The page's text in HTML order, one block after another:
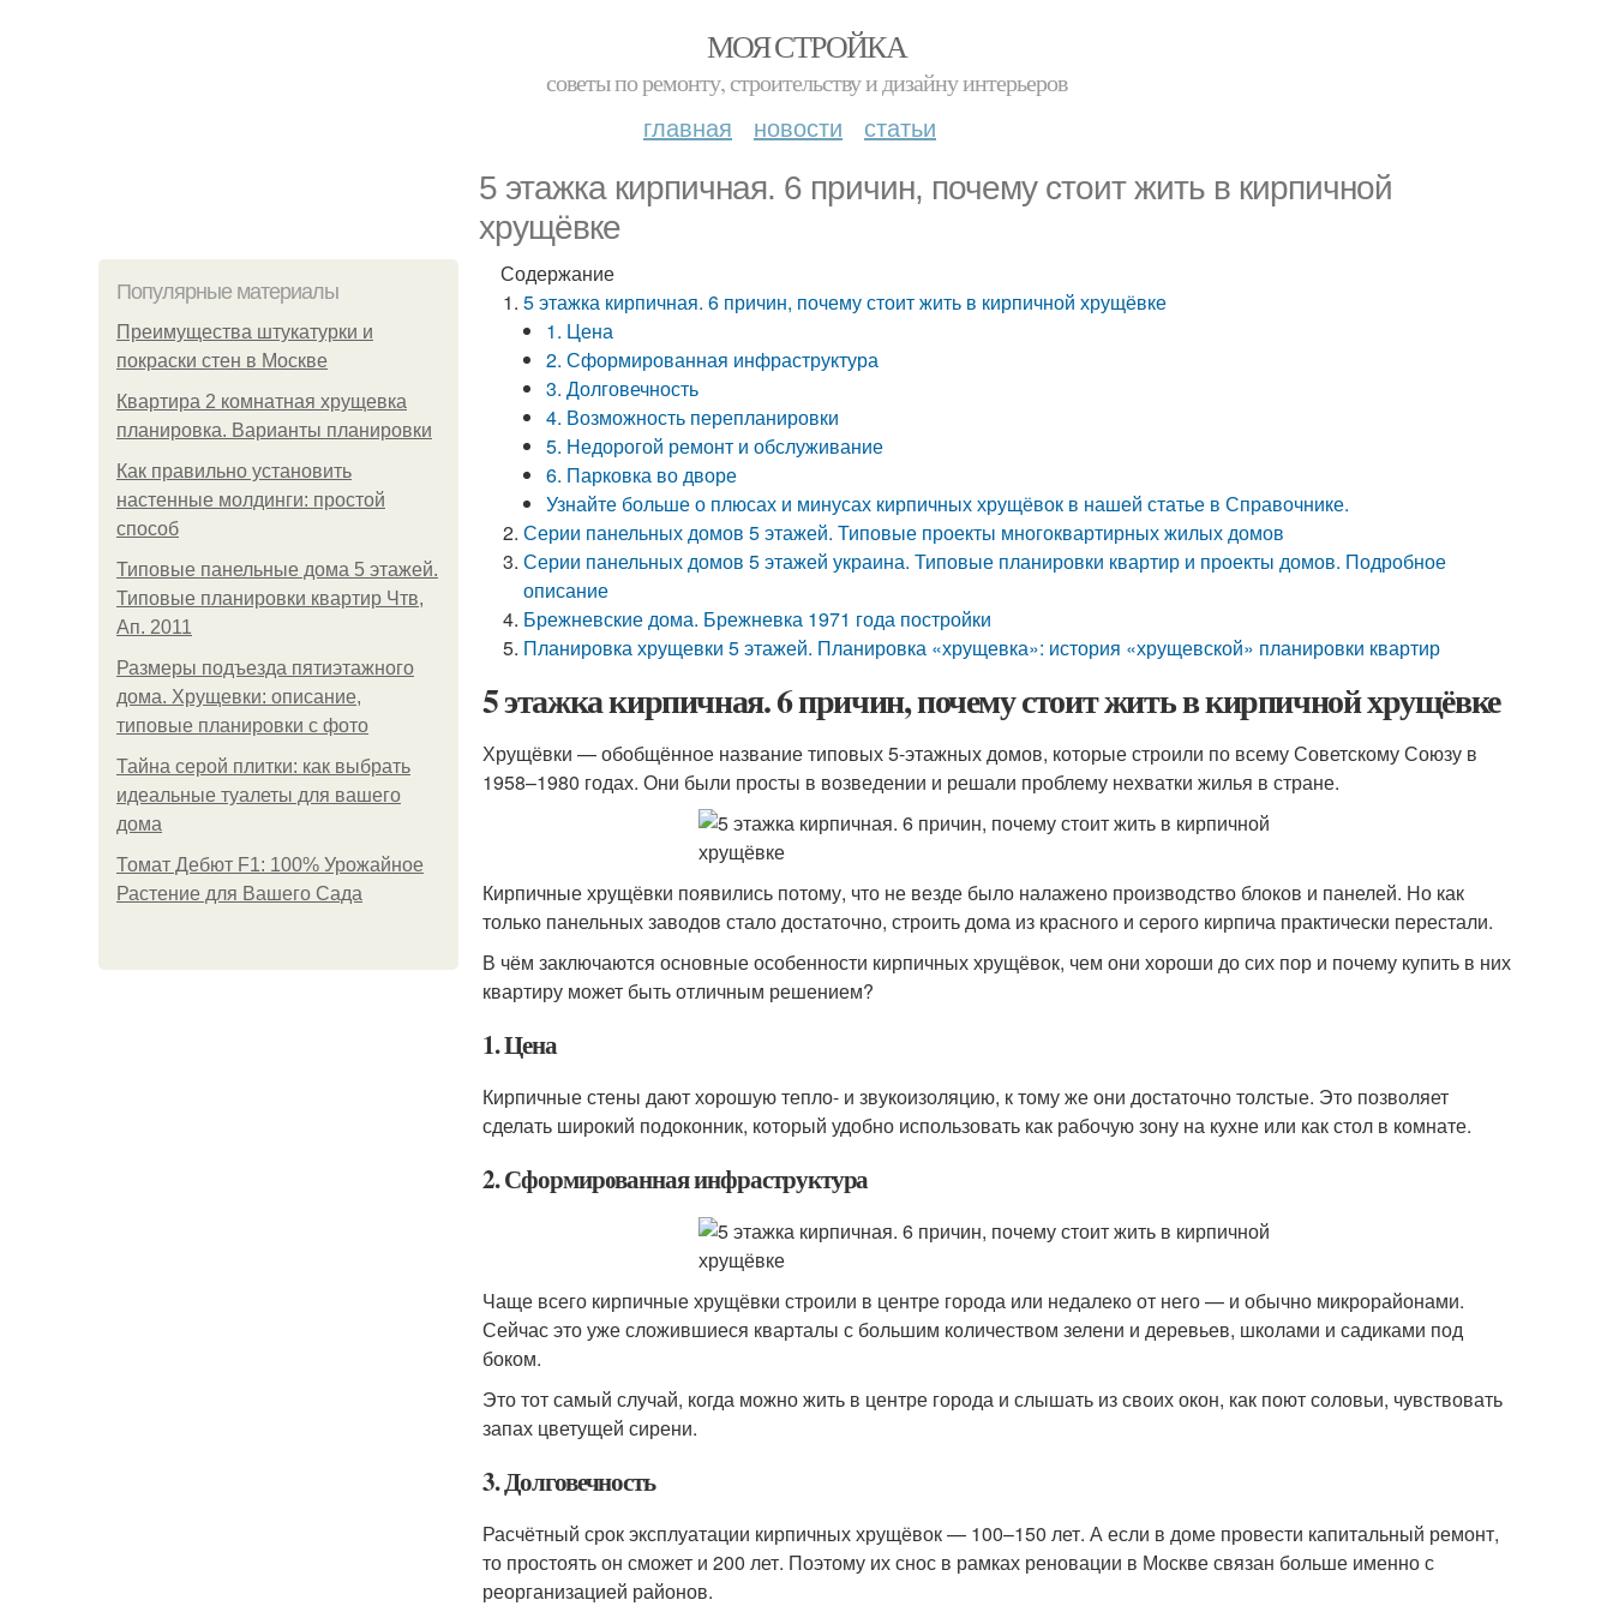
МОЯ СТРОЙКА
советы по ремонту, строительству и дизайну интерьеров
главная новости статьи
5 этажка кирпичная. 6 причин, почему стоит жить в кирпичной
хрущёвке
Популярные материалы
Преимущества штукатурки и
покраски стен в Москве
Квартира 2 комнатная хрущевка
планировка. Варианты планировки
Как правильно установить
настенные молдинги: простой
способ
Типовые панельные дома 5 этажей.
Типовые планировки квартир Чтв,
Ап. 2011
Размеры подъезда пятиэтажного
дома. Хрущевки: описание,
типовые планировки с фото
Тайна серой плитки: как выбрать
идеальные туалеты для вашего
дома
Томат Дебют F1: 100% Урожайное
Растение для Вашего Сада
Содержание
5 этажка кирпичная. 6 причин, почему стоит жить в кирпичной хрущёвке
1. Цена
2. Сформированная инфраструктура
3. Долговечность
4. Возможность перепланировки
5. Недорогой ремонт и обслуживание
6. Парковка во дворе
Узнайте больше о плюсах и минусах кирпичных хрущёвок в нашей статье в Справочнике.
Серии панельных домов 5 этажей. Типовые проекты многоквартирных жилых домов
Серии панельных домов 5 этажей украина. Типовые планировки квартир и проекты домов. Подробное
описание
Брежневские дома. Брежневка 1971 года постройки
Планировка хрущевки 5 этажей. Планировка «хрущевка»: история «хрущевской» планировки квартир
5 этажка кирпичная. 6 причин, почему стоит жить в кирпичной хрущёвке
Хрущёвки — обобщённое название типовых 5-этажных домов, которые строили по всему Советскому Союзу в
1958–1980 годах. Они были просты в возведении и решали проблему нехватки жилья в стране.
Кирпичные хрущёвки появились потому, что не везде было налажено производство блоков и панелей. Но как
только панельных заводов стало достаточно, строить дома из красного и серого кирпича практически перестали.
В чём заключаются основные особенности кирпичных хрущёвок, чем они хороши до сих пор и почему купить в них
квартиру может быть отличным решением?
1. Цена
Кирпичные стены дают хорошую тепло- и звукоизоляцию, к тому же они достаточно толстые. Это позволяет
сделать широкий подоконник, который удобно использовать как рабочую зону на кухне или как стол в комнате.
2. Сформированная инфраструктура
Чаще всего кирпичные хрущёвки строили в центре города или недалеко от него — и обычно микрорайонами.
Сейчас это уже сложившиеся кварталы с большим количеством зелени и деревьев, школами и садиками под
боком.
Это тот самый случай, когда можно жить в центре города и слышать из своих окон, как поют соловьи, чувствовать
запах цветущей сирени.
3. Долговечность
Расчётный срок эксплуатации кирпичных хрущёвок — 100–150 лет. А если в доме провести капитальный ремонт,
то простоять он сможет и 200 лет. Поэтому их снос в рамках реновации в Москве связан больше именно с
реорганизацией районов.